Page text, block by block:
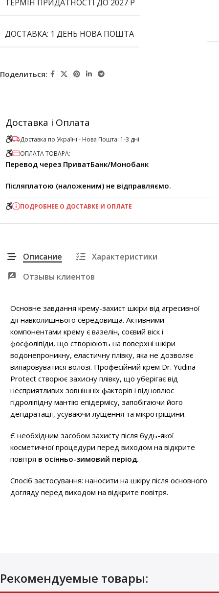
ТЕРМІН ПРИДАТНОСТІ ДО 2027 Р
ДОСТАВКА: 1 ДЕНЬ НОВА ПОШТА
Поделиться:
Доставка і Оплата
Доставка по Українї - Нова Пошта: 1-3 дні
ОПЛАТА ТОВАРА:
Перевод через ПриватБанк/Монобанк
Післяплатою (наложеним) не відправляємо.
ПОДРОБНЕЕ О ДОСТАВКЕ И ОПЛАТЕ
Описание
Характеристики
Отзывы клиентов
Основне завдання крему-захист шкіри від агресивної
дії навколишнього середовища. Активними
компонентами крему є вазелін, соєвий віск і
фосфоліпіди, що створюють на поверхні шкіри
водонепроникну, еластичну плівку, яка не дозволяє
випаровуватися волозі. Професійний крем Dr. Yudina
Protect створює захисну плівку, що уберігає від
несприятливих зовнішніх факторів і відновлює
гідроліпідну мантію епідермісу, запобігаючи його
дегідратації, усуваючи лущення та мікротріщини.
Є необхідним засобом захисту після будь-якої
косметичної процедури перед виходом на відкрите
повітря в осінньо-зимовий період.
Спосіб застосування: наносити на шкіру після основного
догляду перед виходом на відкрите повітря.
Рекомендуемые товары: